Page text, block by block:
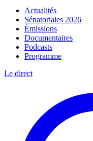
Actualités
Sénatoriales 2026
Émissions
Documentaires
Podcasts
Programme
Le direct